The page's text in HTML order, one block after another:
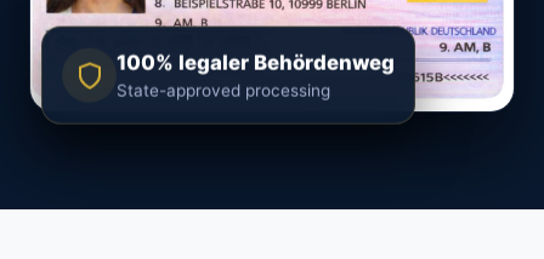
100% legaler Behördenweg
State-approved processing